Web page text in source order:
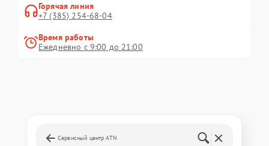
Горячая линия
+7 (385) 254-68-04
Время работы
Ежедневно с 9:00 до 21:00
Сервисный центр ATN